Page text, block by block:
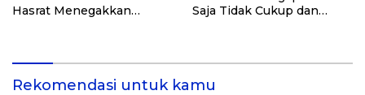
Hasrat Menegakkan
Saja Tidak Cukup dan
Rekomendasi untuk kamu